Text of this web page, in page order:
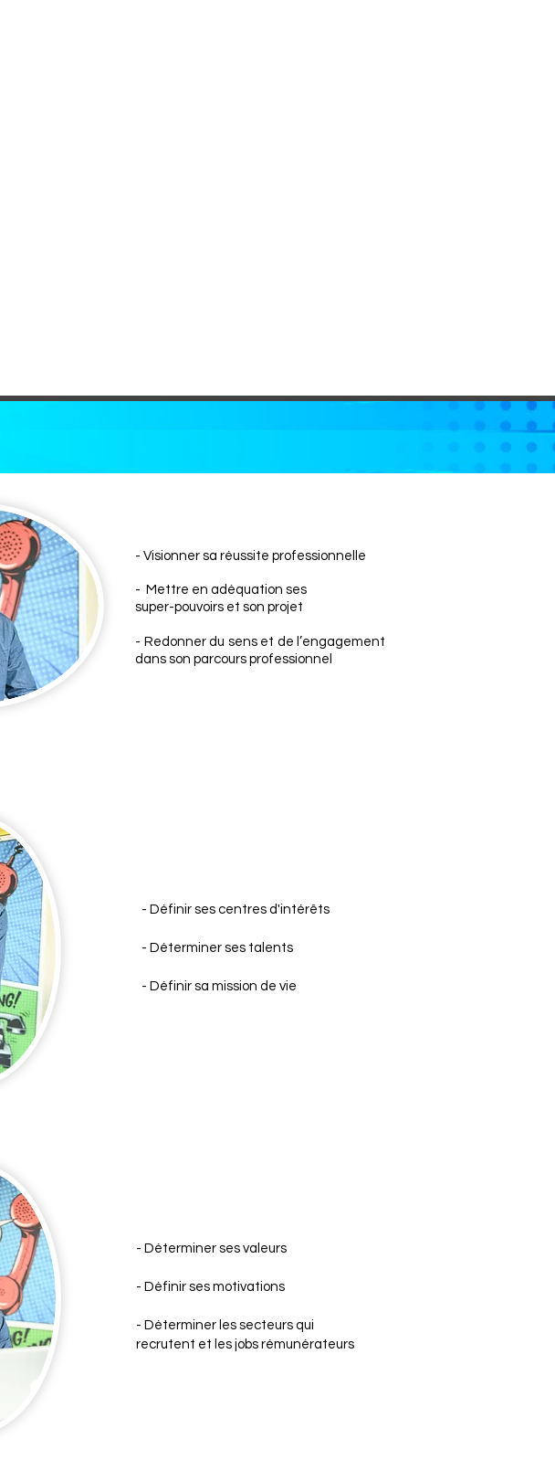
- Visionner sa réussite professionnelle
- Mettre en adéquation ses
super-pouvoirs et son projet
- Redonner du sens et de l’engagement
dans son parcours professionnel
- Définir ses centres d'intérêts
- Déterminer ses talents
- Définir sa mission de vie
- Déterminer ses valeurs
- Définir ses motivations
- Déterminer les secteurs qui
recrutent et les jobs rémunérateurs